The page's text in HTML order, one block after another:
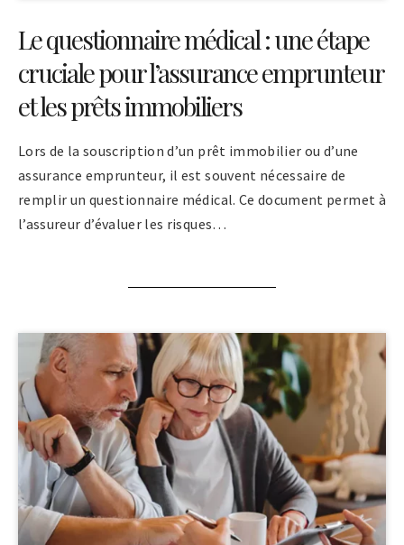
Le questionnaire médical : une étape
cruciale pour l’assurance emprunteur
et les prêts immobiliers
Lors de la souscription d’un prêt immobilier ou d’une
assurance emprunteur, il est souvent nécessaire de
remplir un questionnaire médical. Ce document permet à
l’assureur d’évaluer les risques…